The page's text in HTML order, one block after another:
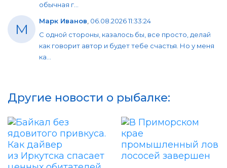
обычная г...
М Марк Иванов, 06.08.2026 11:33:24
С одной стороны, казалось бы, все просто, делай
как говорит автор и будет тебе счастья. Но у меня
ка...
Другие новости о рыбалке: